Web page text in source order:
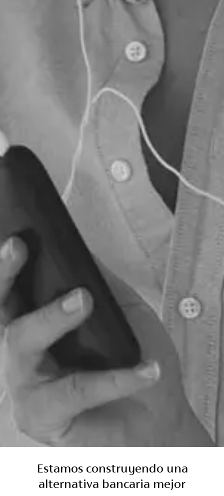
Estamos construyendo una
alternativa bancaria mejor